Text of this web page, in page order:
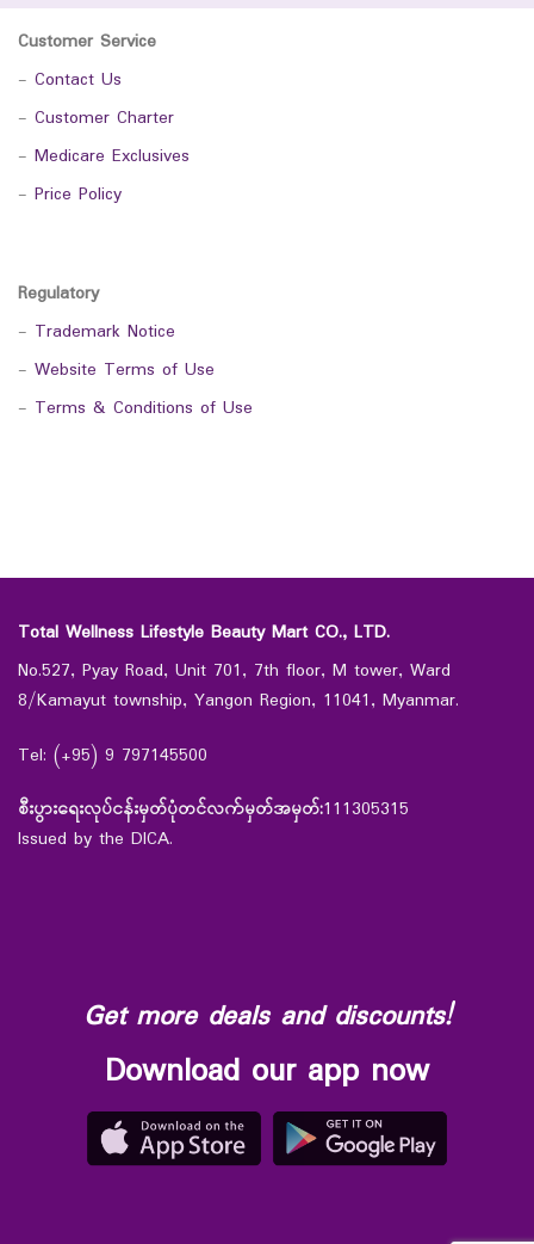
Customer Service
- Contact Us
- Customer Charter
- Medicare Exclusives
- Price Policy
Regulatory
- Trademark Notice
- Website Terms of Use
- Terms & Conditions of Use
Total Wellness Lifestyle Beauty Mart CO., LTD.
No.527, Pyay Road, Unit 701, 7th floor, M tower, Ward
8/Kamayut township, Yangon Region, 11041, Myanmar.
Tel: (+95) 9 797145500
စီးပွားရေးလုပ်ငန်းမှတ်ပုံတင်လက်မှတ်အမှတ်:111305315
Issued by the DICA.
Get more deals and discounts!
Download our app now